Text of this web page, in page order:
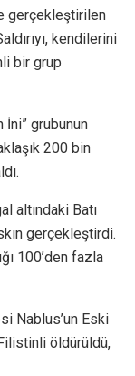
gerçekleştirilen
kendilerini
bir grup
İni” grubunun
200 bin
altındaki Batı
gerçekleştirdi.
100’den fazla
Nablus’un Eski
öldürüldü,